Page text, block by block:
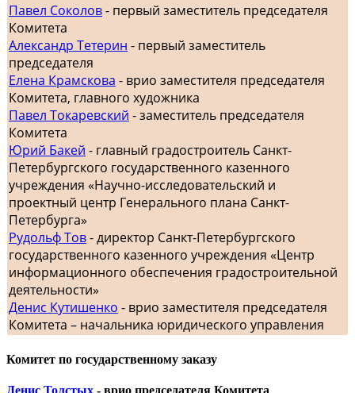
Павел Соколов- первый заместитель председателя
Комитета
Александр Тетерин - первый заместитель
председателя
Елена Крамскова - врио заместителя председателя
Комитета, главного художника
Павел Токаревский - заместитель председателя
Комитета
Юрий Бакей - главный градостроитель Санкт-
Петербургского государственного казенного
учреждения «Научно-исследовательский и
проектный центр Генерального плана Санкт-
Петербурга»
Рудольф Тов- директор Санкт-Петербургского
государственного казенного учреждения «Центр
информационного обеспечения градостроительной
деятельности»
Денис Кутишенко - врио заместителя председателя
Комитета – начальника юридического управления
Комитет по государственному заказу
Денис Толстых - врио председателя Комитета